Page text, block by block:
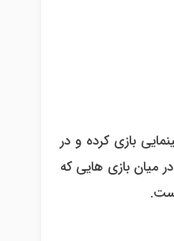
پارسا پیروزفر ۵۲ ساله در طول حرفه بازیگری اش در ۲۵ فیلم سینمایی بازی کرده و در
میان بازی هایی که